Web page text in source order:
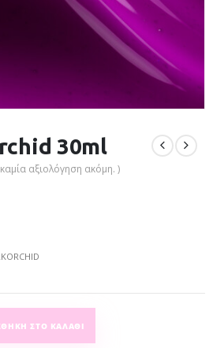
30ml
αξιολόγηση ακόμη. )
ΣΤΟ ΚΑΛΆΘΙ